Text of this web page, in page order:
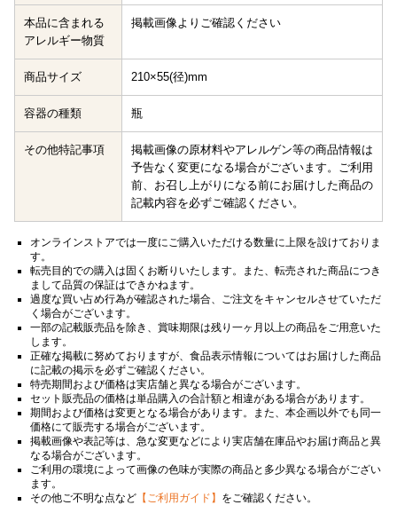
本品に含まれる
アレルギー物質
掲載画像よりご確認ください
商品サイズ 210×55(径)mm
容器の種類 瓶
その他特記事項
掲載画像の原材料やアレルゲン等の商品情報は
予告なく変更になる場合がございます。ご利用
前、お召し上がりになる前にお届けした商品の
記載内容を必ずご確認ください。
オンラインストアでは一度にご購入いただける数量に上限を設けておりま
す。
転売目的での購入は固くお断りいたします。また、転売された商品につき
まして品質の保証はできかねます。
過度な買い占め行為が確認された場合、ご注文をキャンセルさせていただ
く場合がございます。
一部の記載販売品を除き、賞味期限は残り一ヶ月以上の商品をご用意いた
します。
正確な掲載に努めておりますが、食品表示情報についてはお届けした商品
に記載の掲示を必ずご確認ください。
特売期間および価格は実店舗と異なる場合がございます。
セット販売品の価格は単品購入の合計額と相違がある場合があります。
期間および価格は変更となる場合があります。また、本企画以外でも同一
価格にて販売する場合がございます。
掲載画像や表記等は、急な変更などにより実店舗在庫品やお届け商品と異
なる場合がございます。
ご利用の環境によって画像の色味が実際の商品と多少異なる場合がござい
ます。
その他ご不明な点など 【ご利用ガイド】 をご確認ください。